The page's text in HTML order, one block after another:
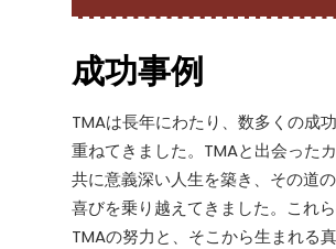
成功事例
TMAは長年にわたり、数多くの成
重ねてきました。TMAと出会ったカ
共に意義深い人生を築き、その道
喜びを乗り越えてきました。これら
TMAの努力と、そこから生まれる